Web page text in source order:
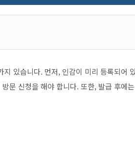
있습니다. 먼저, 인감이 미리 등록되어
문 신청을 해야 합니다. 또한, 발급 후에